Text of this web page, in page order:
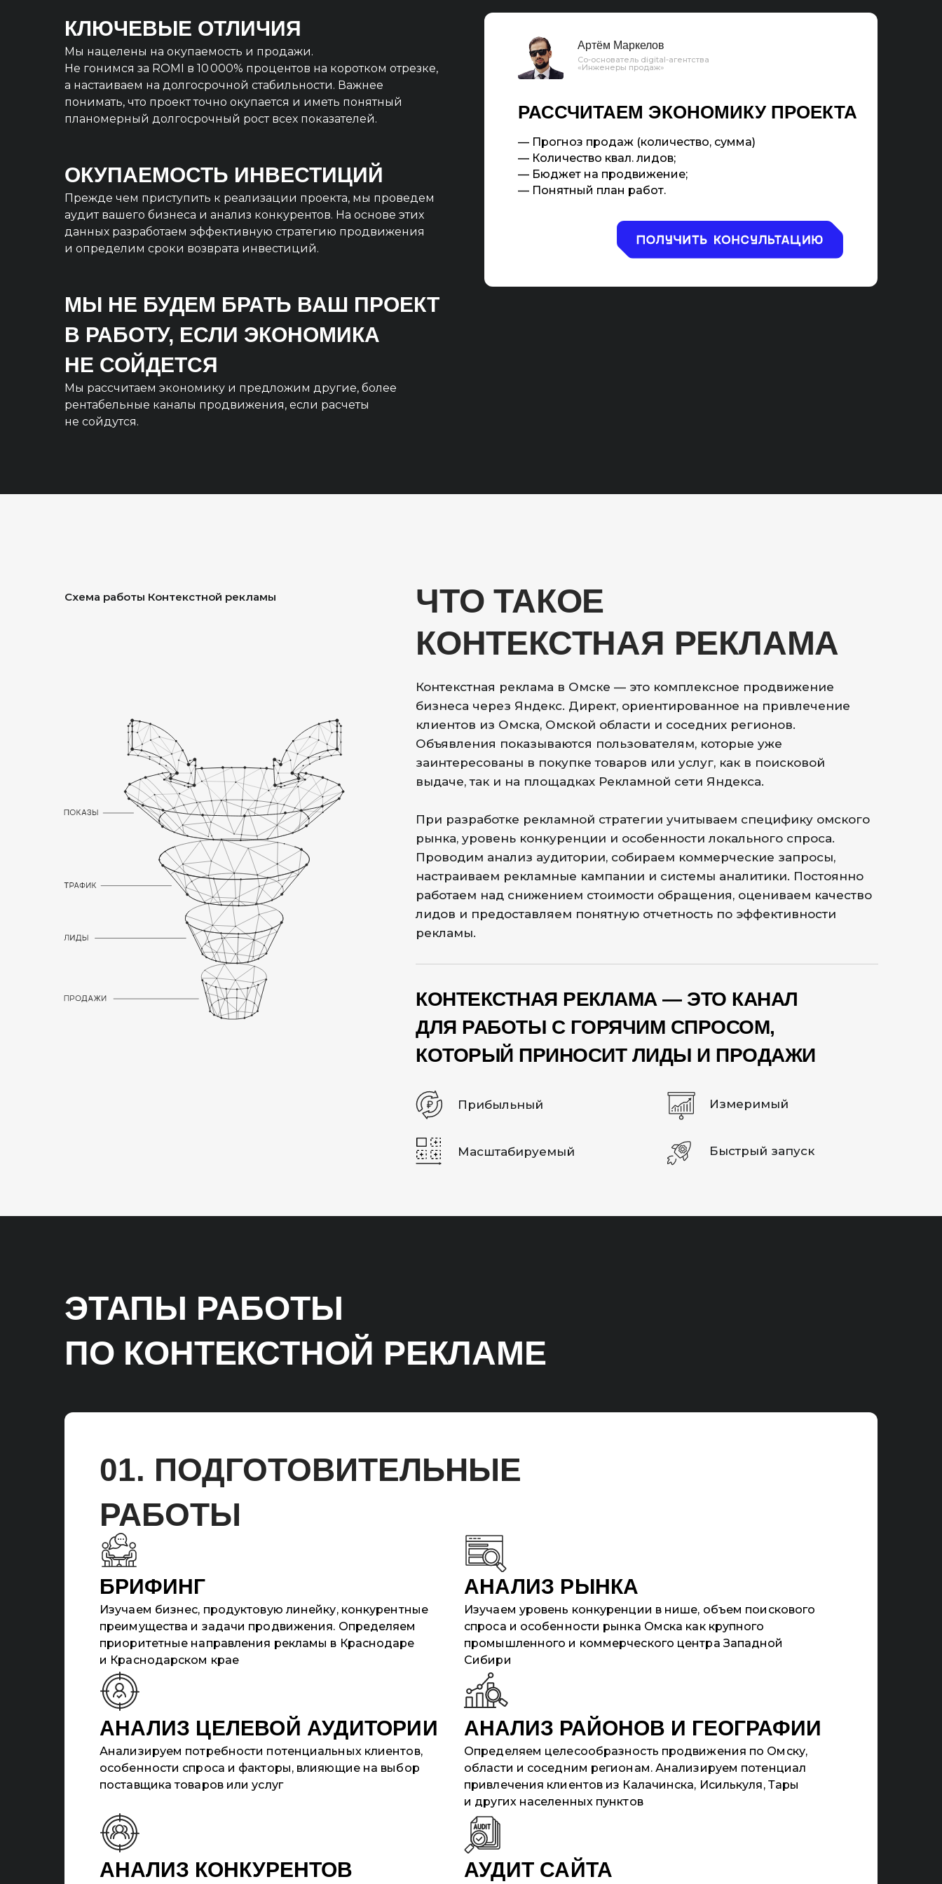
ОКУПАЕМОСТЬ ИНВЕСТИЦИЙ
Прежде чем приступить к реализации проекта, мы проведем
аудит вашего бизнеса и анализ конкурентов. На основе этих
данных разработаем эффективную стратегию продвижения
и определим сроки возврата инвестиций.
КЛЮЧЕВЫЕ ОТЛИЧИЯ
Мы нацелены на окупаемость и продажи.
Не гонимся за ROMI в 10 000% процентов на коротком отрезке,
а настаиваем на долгосрочной стабильности. Важнее
понимать, что проект точно окупается и иметь понятный
планомерный долгосрочный рост всех показателей.
МЫ НЕ БУДЕМ БРАТЬ ВАШ ПРОЕКТ
В РАБОТУ, ЕСЛИ ЭКОНОМИКА
НЕ СОЙДЕТСЯ
Мы рассчитаем экономику и предложим другие, более
рентабельные каналы продвижения, если расчеты
не сойдутся.
Со-основатель digital-агентства
«Инженеры продаж»
Артём Маркелов
РАССЧИТАЕМ ЭКОНОМИКУ ПРОЕКТА
— Прогноз продаж (количество, сумма)
— Количество квал. лидов;
— Бюджет на продвижение;
— Понятный план работ.
ЧТО ТАКОЕ
КОНТЕКСТНАЯ РЕКЛАМА
Прибыльный Измеримый
Масштабируемый Быстрый запуск
Схема работы Контекстной рекламы
КОНТЕКСТНАЯ РЕКЛАМА — ЭТО КАНАЛ
ДЛЯ РАБОТЫ С ГОРЯЧИМ СПРОСОМ,
КОТОРЫЙ ПРИНОСИТ ЛИДЫ И ПРОДАЖИ
Контекстная реклама в Омске — это комплексное продвижение
бизнеса через Яндекс. Директ, ориентированное на привлечение
клиентов из Омска, Омской области и соседних регионов.
Объявления показываются пользователям, которые уже
заинтересованы в покупке товаров или услуг, как в поисковой
выдаче, так и на площадках Рекламной сети Яндекса.
При разработке рекламной стратегии учитываем специфику омского
рынка, уровень конкуренции и особенности локального спроса.
Проводим анализ аудитории, собираем коммерческие запросы,
настраиваем рекламные кампании и системы аналитики. Постоянно
работаем над снижением стоимости обращения, оцениваем качество
лидов и предоставляем понятную отчетность по эффективности
рекламы.
ЭТАПЫ РАБОТЫ
ПО КОНТЕКСТНОЙ РЕКЛАМЕ
01. ПОДГОТОВИТЕЛЬНЫЕ
РАБОТЫ
БРИФИНГ
Изучаем бизнес, продуктовую линейку, конкурентные
преимущества и задачи продвижения. Определяем
приоритетные направления рекламы в Краснодаре
и Краснодарском крае
АНАЛИЗ РЫНКА
Изучаем уровень конкуренции в нише, объем поискового
спроса и особенности рынка Омска как крупного
промышленного и коммерческого центра Западной
Сибири
АНАЛИЗ ЦЕЛЕВОЙ АУДИТОРИИ
Анализируем потребности потенциальных клиентов,
особенности спроса и факторы, влияющие на выбор
поставщика товаров или услуг
АНАЛИЗ РАЙОНОВ И ГЕОГРАФИИ
Определяем целесообразность продвижения по Омску,
области и соседним регионам. Анализируем потенциал
привлечения клиентов из Калачинска, Исилькуля, Тары
и других населенных пунктов
АНАЛИЗ КОНКУРЕНТОВ АУДИТ САЙТА